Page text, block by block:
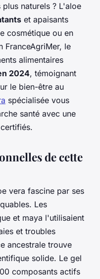
naturels ? L'aloe
et apaisants
cosmétique ou en
FranceAgriMer, le
alimentaires
2024, témoignant
le bien-être au
spécialisée vous
santé avec une
de cette
vera fascine par ses
Les
et maya l'utilisaient
et troubles
ancestrale trouve
solide. Le gel
composants actifs